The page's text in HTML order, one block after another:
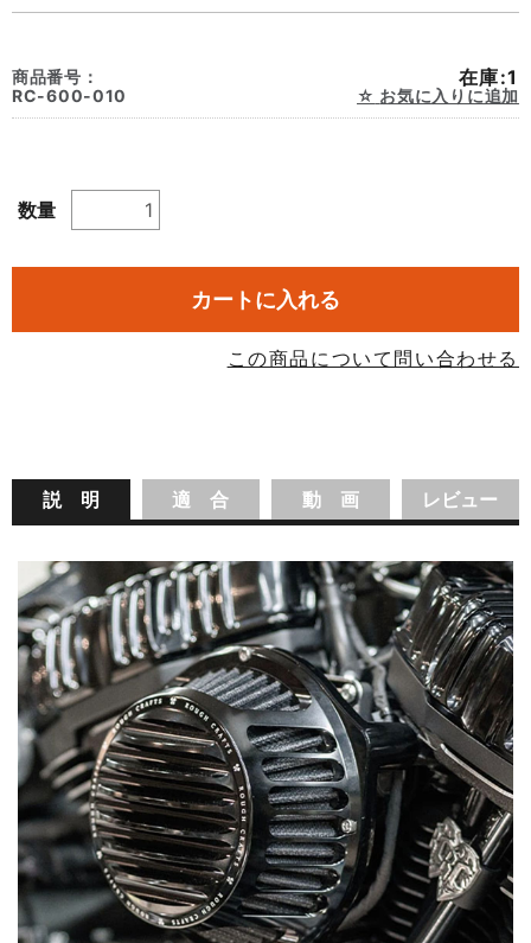
商品番号：
RC-600-010
在庫:1
お気に入りに追加
数量
カートに入れる
この商品について問い合わせる
説 明 適 合 動 画 レビュー